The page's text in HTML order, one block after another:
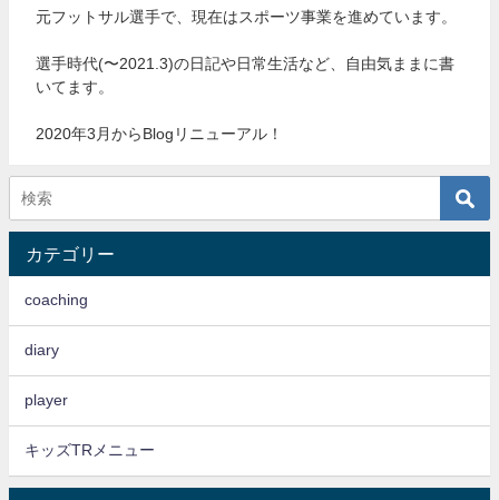
元フットサル選手で、現在はスポーツ事業を進めています。
選手時代(〜2021.3)の日記や日常生活など、自由気ままに書
いてます。
2020年3月からBlogリニューアル！
カテゴリー
coaching
diary
player
キッズTRメニュー